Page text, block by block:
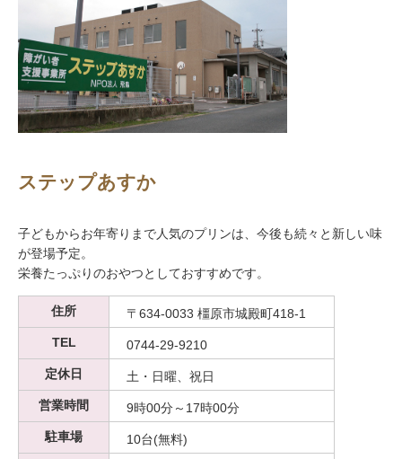
ステップあすか
子どもからお年寄りまで人気のプリンは、今後も続々と新しい味
が登場予定。
栄養たっぷりのおやつとしておすすめです。
住所
〒634-0033 橿原市城殿町418-1
TEL
0744-29-9210
定休日
土・日曜、祝日
営業時間
9時00分～17時00分
駐車場
10台(無料)